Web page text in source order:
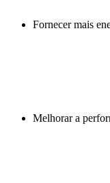
Fornecer mais
Melhorar a